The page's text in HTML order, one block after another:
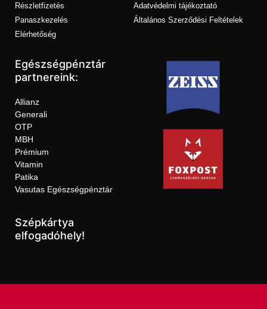
Részletfizetés
Panaszkezelés
Elérhetőség
Adatvédelmi tájékoztató
Általános Szerződési Feltételek
Egészségpénztár
partnereink:
Allianz
Generali
OTP
MBH
Prémium
Vitamin
Patika
Vasutas Egészségpénztár
Szépkártya
elfogadóhely!